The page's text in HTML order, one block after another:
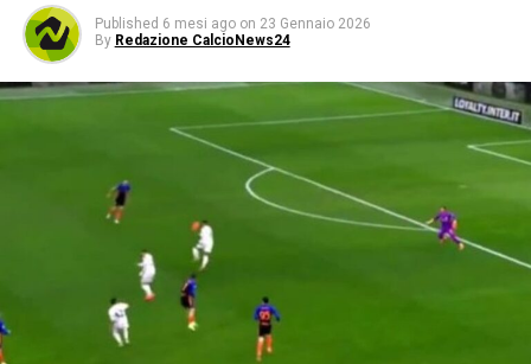
Published 6 mesi ago on 23 Gennaio 2026
By Redazione CalcioNews24